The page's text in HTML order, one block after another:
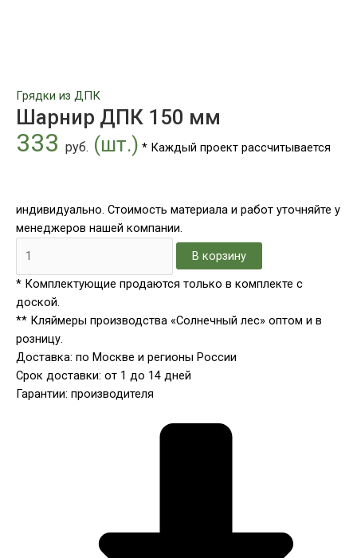
Грядки из ДПК
Шарнир ДПК 150 мм
333 руб. (шт.) * Каждый проект рассчитывается
индивидуально. Стоимость материала и работ уточняйте у
менеджеров нашей компании.
В корзину
* Комплектующие продаются только в комплекте с
доской.
** Кляймеры производства «Солнечный лес» оптом и в
розницу.
Доставка: по Москве и регионы России
Срок доставки: от 1 до 14 дней
Гарантии: производителя